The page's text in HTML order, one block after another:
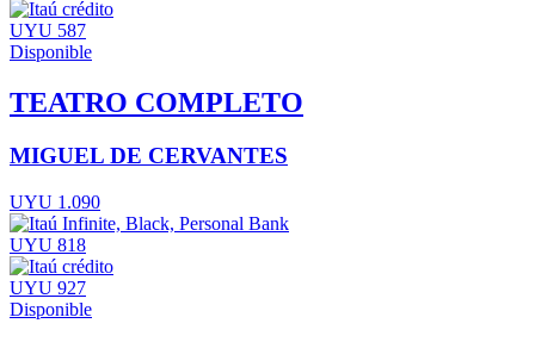
UYU 587
Disponible
TEATRO COMPLETO
MIGUEL DE CERVANTES
UYU 1.090
UYU 818
UYU 927
Disponible